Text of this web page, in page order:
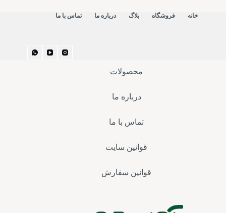
خانه فروشگاه بلاگ درباره ما تماس با ما
محصولات
درباره ما
تماس با ما
قوانین سایت
قوانین سفارش